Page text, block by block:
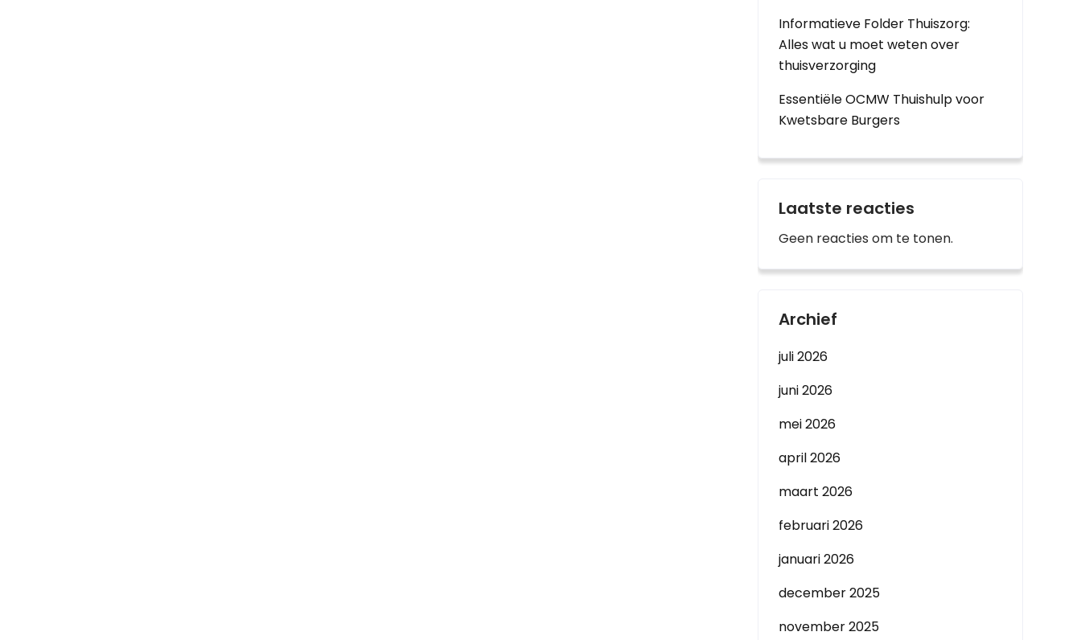
Informatieve Folder Thuiszorg:
Alles wat u moet weten over
thuisverzorging
Essentiële OCMW Thuishulp voor
Kwetsbare Burgers
Laatste reacties
Geen reacties om te tonen.
Archief
juli 2026
juni 2026
mei 2026
april 2026
maart 2026
februari 2026
januari 2026
december 2025
november 2025